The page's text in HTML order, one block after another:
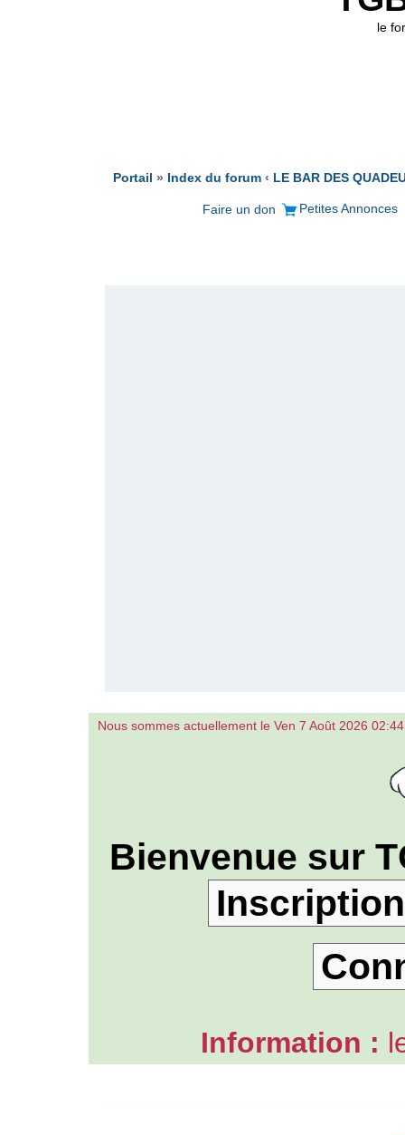
le
Portail » Index du forum ‹ LE BAR DES
Faire un don Petites Annonces
Nous sommes actuellement le Ven 7 Août 2026 02:44
Bienvenue sur
Inscription
Information :